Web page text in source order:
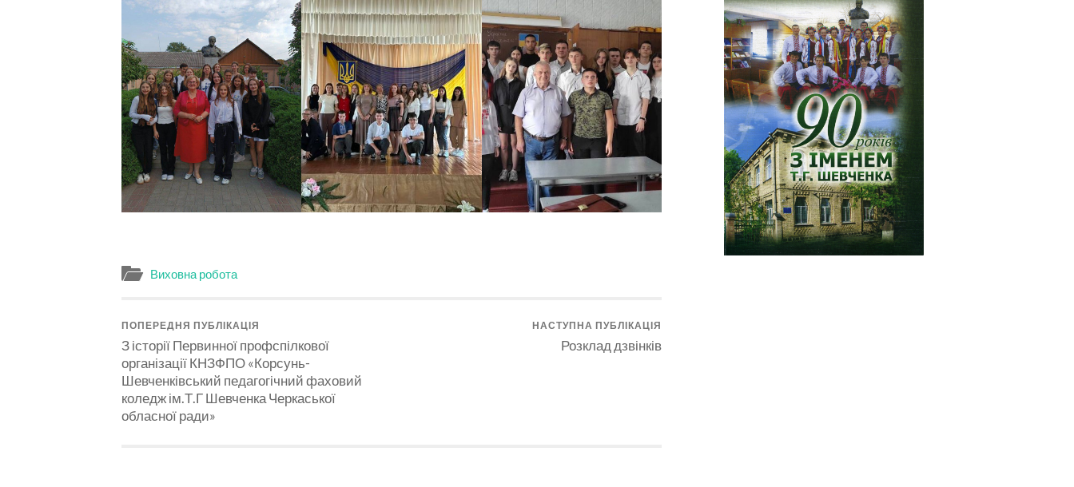
Виховна робота
ПОПЕРЕДНЯ ПУБЛІКАЦІЯ
З історії Первинної профспілкової
організації КНЗФПО «Корсунь-
Шевченківський педагогічний фаховий
коледж ім.Т.Г Шевченка Черкаської
обласної ради»
НАСТУПНА ПУБЛІКАЦІЯ
Розклад дзвінків